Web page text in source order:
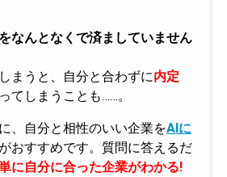
なんとなくで済ましていません
まうと、自分と合わずに内定
てしまうことも……。
、自分と相性のいい企業をAIに
おすすめです。質問に答えるだ
に自分に合った企業がわかる!